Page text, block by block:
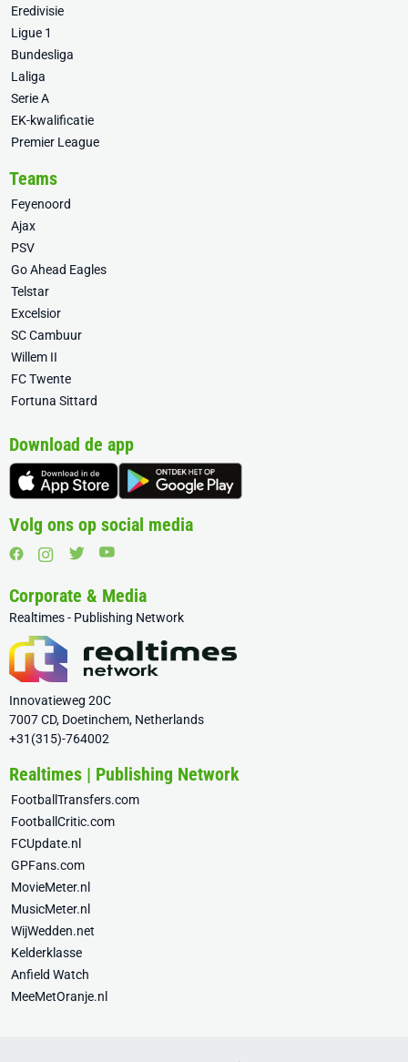
Eredivisie
Ligue 1
Bundesliga
Laliga
Serie A
EK-kwalificatie
Premier League
Teams
Feyenoord
Ajax
PSV
Go Ahead Eagles
Telstar
Excelsior
SC Cambuur
Willem II
FC Twente
Fortuna Sittard
Download de app
Volg ons op social media
Corporate & Media
Realtimes - Publishing Network
Innovatieweg 20C
7007 CD, Doetinchem, Netherlands
+31(315)-764002
Realtimes | Publishing Network
FootballTransfers.com
FootballCritic.com
FCUpdate.nl
GPFans.com
MovieMeter.nl
MusicMeter.nl
WijWedden.net
Kelderklasse
Anfield Watch
MeeMetOranje.nl